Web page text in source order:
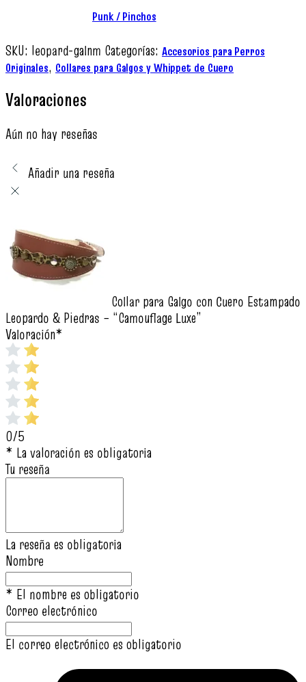
Punk / Pinchos
SKU: leopard-galnm Categorías: Accesorios para Perros
Originales, Collares para Galgos y Whippet de Cuero
Valoraciones
Aún no hay reseñas
Añadir una reseña
Collar para Galgo con Cuero Estampado
Leopardo & Piedras – “Camouflage Luxe”
Valoración*
0/5
* La valoración es obligatoria
Tu reseña
La reseña es obligatoria
Nombre
* El nombre es obligatorio
Correo electrónico
El correo electrónico es obligatorio